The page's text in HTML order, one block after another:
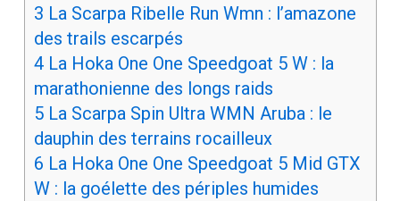
3 La Scarpa Ribelle Run Wmn : l’amazone
des trails escarpés
4La Hoka One One Speedgoat 5 W : la
marathonienne des longs raids
5La Scarpa Spin Ultra WMN Aruba : le
dauphin des terrains rocailleux
6 La Hoka One One Speedgoat 5 Mid GTX
W : la goélette des périples humides